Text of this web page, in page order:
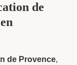
de
de Provence,